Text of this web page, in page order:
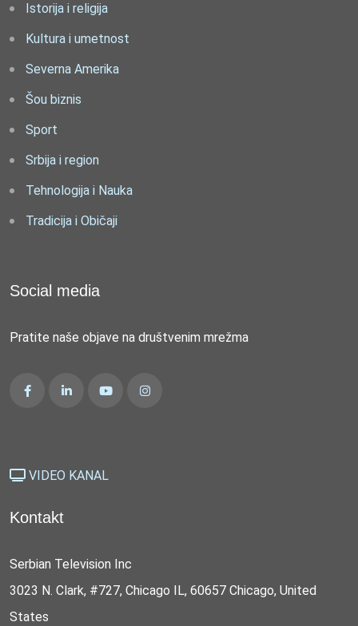
Istorija i religija
Kultura i umetnost
Severna Amerika
Šou biznis
Sport
Srbija i region
Tehnologija i Nauka
Tradicija i Običaji
Social media
Pratite naše objave na društvenim mrežma
VIDEO KANAL
Kontakt
Serbian Television Inc
3023 N. Clark, #727, Chicago IL, 60657 Chicago, United
States